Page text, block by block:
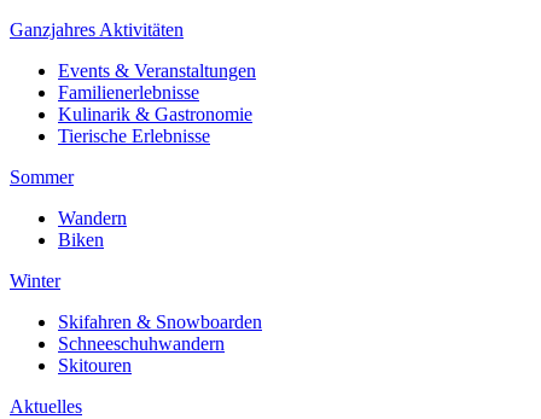
Ganzjahres Aktivitäten
Events & Veranstaltungen
Familienerlebnisse
Kulinarik & Gastronomie
Tierische Erlebnisse
Sommer
Wandern
Biken
Winter
Skifahren & Snowboarden
Schneeschuhwandern
Skitouren
Aktuelles